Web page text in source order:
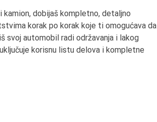
dobijaš kompletno, detaljno
korak po korak koje ti omogućava da
svoj automobil radi održavanja i lakog
korisnu listu delova i kompletne